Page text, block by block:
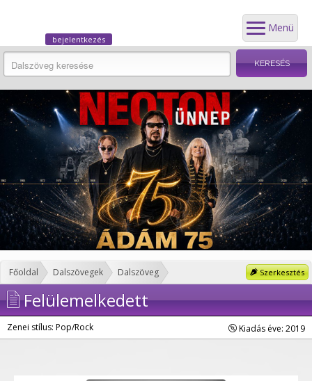
Menü
bejelentkezés
Szerkesztés
Főoldal Dalszövegek Dalszöveg
Felülemelkedett
Zenei stílus: Pop/Rock Kiadás éve: 2019